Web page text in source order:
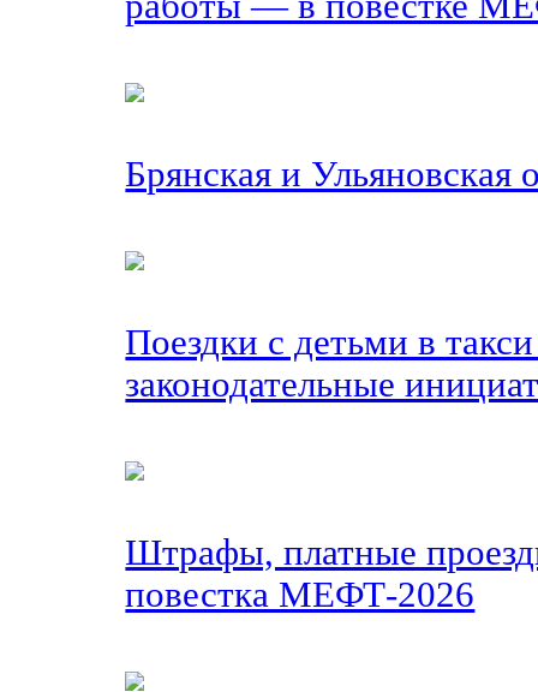
Брянская и
Поездки с детьми в
законодательные
Штрафы, платные
повестка МЕФТ-2026